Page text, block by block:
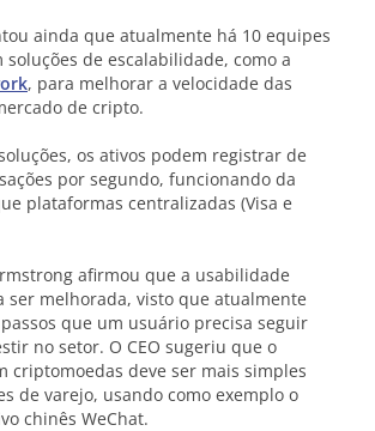
ainda que atualmente há 10 equipes
de escalabilidade, como a
, para melhorar a velocidade das
de cripto.
os ativos podem registrar de
por segundo, funcionando da
plataformas centralizadas (Visa e
afirmou que a usabilidade
ser melhorada, visto que atualmente
que um usuário precisa seguir
no setor. O CEO sugeriu que o
criptomoedas deve ser mais simples
de varejo, usando como exemplo o
chinês WeChat.